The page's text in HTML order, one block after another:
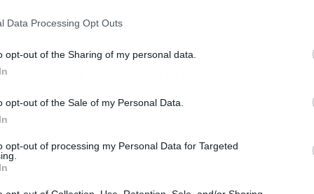
Data Processing Opt Outs
opt-out of the Sharing of my personal data.
opt-out of the Sale of my Personal Data.
opt-out of processing my Personal Data for Targeted
ámbitos se incrementará el aforo
riesgo, hasta el 75% en el 3 y hasta el 50% en
tendrán que tener un medidor de CO2 si se
frenar la propagación del virus.